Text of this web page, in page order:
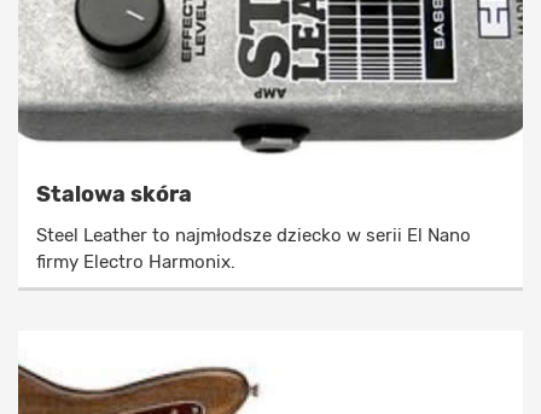
Stalowa skóra
Steel Leather to najmłodsze dziecko w serii El Nano
firmy Electro Harmonix.